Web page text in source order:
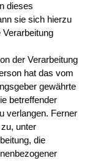
dieses
sie sich hierzu
der Verarbeitung
hat das vom
gewährte
betreffender
verlangen. Ferner
unter
die